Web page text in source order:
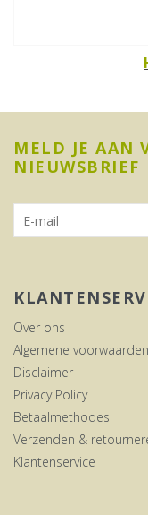
MELD JE AAN
NIEUWSBRIEF
Over ons
Algemene voorwaarden
Disclaimer
Privacy Policy
Betaalmethodes
Verzenden &
Klantenservice